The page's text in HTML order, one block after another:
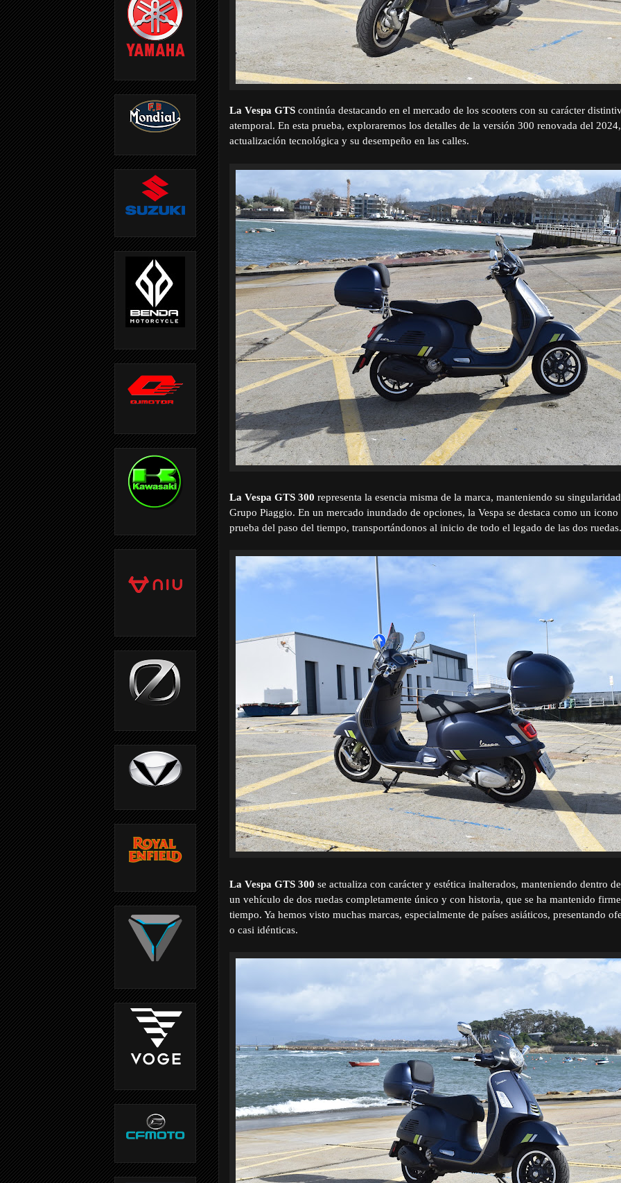
La Vespa GTS continúa destacando en el mercado de los scooters con su carácter
atemporal. En esta prueba, exploraremos los detalles de la versión 300 renovada del
actualización tecnológica y su desempeño en las calles.
La Vespa GTS 300 representa la esencia misma de la marca, manteniendo su
Grupo Piaggio. En un mercado inundado de opciones, la Vespa se destaca como un
prueba del paso del tiempo, transportándonos al inicio de todo el legado de las dos ruedas.
La Vespa GTS 300 se actualiza con carácter y estética inalterados, manteniendo dentro
un vehículo de dos ruedas completamente único y con historia, que se ha mantenido
tiempo. Ya hemos visto muchas marcas, especialmente de países asiáticos, presentando
o casi idénticas.